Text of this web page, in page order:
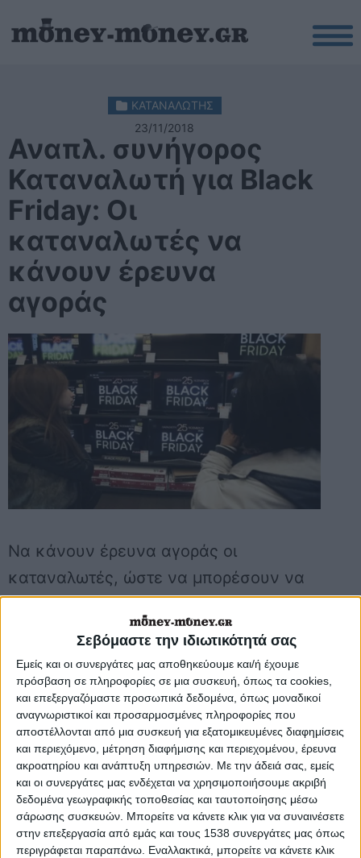
Σεβόμαστε την ιδιωτικότητά σας
Εμείς και οι συνεργάτες μας αποθηκεύουμε και/ή έχουμε
πρόσβαση σε πληροφορίες σε μια συσκευή, όπως τα cookies,
και επεξεργαζόμαστε προσωπικά δεδομένα, όπως μοναδικοί
αναγνωριστικοί και προσαρμοσμένες πληροφορίες που
αποστέλλονται από μια συσκευή για εξατομικευμένες διαφημίσεις
και περιεχόμενο, μέτρηση διαφήμισης και περιεχομένου, έρευνα
ακροατηρίου και ανάπτυξη υπηρεσιών. Με την άδειά σας, εμείς
και οι συνεργάτες μας ενδέχεται να χρησιμοποιήσουμε ακριβή
δεδομένα γεωγραφικής τοποθεσίας και ταυτοποίησης μέσω
σάρωσης συσκευών. Μπορείτε να κάνετε κλικ για να συναινέσετε
στην επεξεργασία από εμάς και τους 1538 συνεργάτες μας όπως
περιγράφεται παραπάνω. Εναλλακτικά, μπορείτε να κάνετε κλικ
ΚΑΤΑΝΑΛΩΤΗΣ
23/11/2018
Αναπλ. συνήγορος
Καταναλωτή για Black
Friday: Oι
καταναλωτές να
κάνουν έρευνα
αγοράς
Να κάνουν έρευνα αγοράς οι
καταναλωτές, ώστε να μπορέσουν να
συγκρίνουν τις τιμές στα είδη που
έχουν επιλέξει και να είναι βέβαιοι ότι
το όφελος από την προσφορά είναι
πραγματικό, συστήνει η αναπληρώτρια
Συνήγορος του Καταναλωτή και
διευθύντρια του Ευρωπαϊκού Κέντρου
Καταναλωτή Ελλάδας, Αθηνά
Κοντογιάννη, με αφορμή την υλοποίηση
της προωθητικής δράσης «Black
Friday».